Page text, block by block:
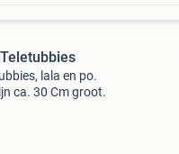
lala en po.
ca. 30 Cm groot.